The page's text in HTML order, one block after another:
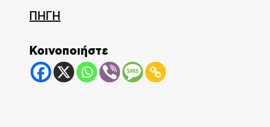
ΠΗΓΗ
Κοινοποιήστε